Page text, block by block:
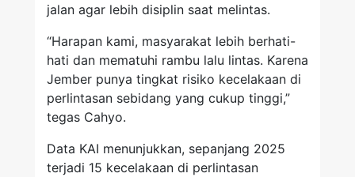
jalan agar lebih disiplin saat melintas.
“Harapan kami, masyarakat lebih berhati-
hati dan mematuhi rambu lalu lintas. Karena
Jember punya tingkat risiko kecelakaan di
perlintasan sebidang yang cukup tinggi,”
tegas Cahyo.
Data KAI menunjukkan, sepanjang 2025
terjadi 15 kecelakaan di perlintasan